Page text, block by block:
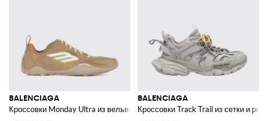
BALENCIAGA
Кроссовки Monday Ultra из вельвета и канваса
BALENCIAGA
Кроссовки Track Trail из сетки и